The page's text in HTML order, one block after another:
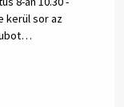
kerül sor az